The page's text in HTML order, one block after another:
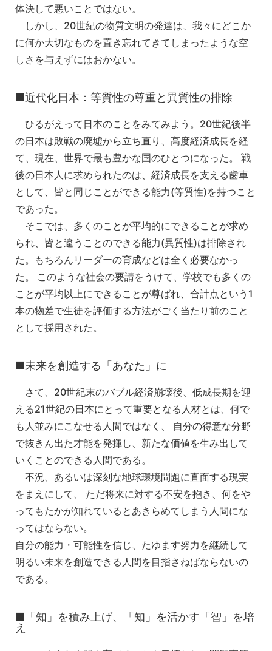
体決して悪いことではない。
しかし、20世紀の物質文明の発達は、我々にどこか
に何か大切なものを置き忘れてきてしまったような空
しさを与えずにはおかない。
■近代化日本：等質性の尊重と異質性の排除
ひるがえって日本のことをみてみよう。20世紀後半
の日本は敗戦の廃墟から立ち直り、高度経済成長を経
て、現在、世界で最も豊かな国のひとつになった。 戦
後の日本人に求められたのは、経済成長を支える歯車
として、皆と同じことができる能力(等質性)を持つこと
であった。
そこでは、多くのことが平均的にできることが求め
られ、皆と違うことのできる能力(異質性)は排除され
た。もちろんリーダーの育成などは全く必要なかっ
た。 このような社会の要請をうけて、学校でも多くの
ことが平均以上にできることが尊ばれ、合計点という1
本の物差で生徒を評価する方法がごく当たり前のこと
として採用された。
■未来を創造する「あなた」に
さて、20世紀末のバブル経済崩壊後、低成長期を迎
える21世紀の日本にとって重要となる人材とは、何で
も人並みにこなせる人間ではなく、 自分の得意な分野
で抜きん出た才能を発揮し、新たな価値を生み出して
いくことのできる人間である。
不況、あるいは深刻な地球環境問題に直面する現実
をまえにして、 ただ将来に対する不安を抱き、何をや
ってもたかが知れているとあきらめてしまう人間にな
ってはならない。
自分の能力・可能性を信じ、たゆます努力を継続して
明るい未来を創造できる人間を目指さねばならないの
である。
■「知」を積み上げ、「知」を活かす「智」を培
え